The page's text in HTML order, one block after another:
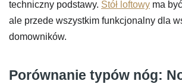
techniczny podstawy. Stół loftowy ma
ale przede wszystkim funkcjonalny dla
domowników.
Porównanie typów nóg: